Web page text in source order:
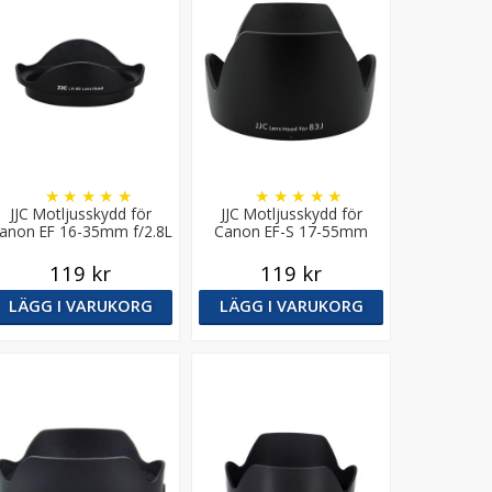
JJC Motljusskydd för
EF 16-35mm f/2.8L
★ ★ ★ ★ ★
119 kr
LÄGG I VARUKORG
JJC Motljusskydd för
Canon EF-S 17-55mm
EW-83J
★ ★ ★ ★ ★
119 kr
LÄGG I VARUKORG